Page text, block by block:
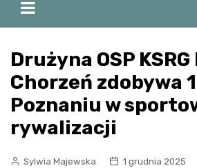
Drużyna OSP
Chorzeń zdobywa
Poznaniu w
rywalizacji
Sylwia Majewska
1 grudnia 2025